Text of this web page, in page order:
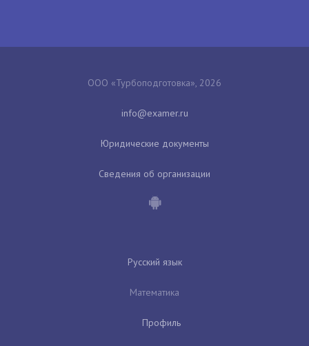
ООО «Турбоподготовка», 2026
Юридические документы
Сведения об организации
Русский язык
Математика
Профиль